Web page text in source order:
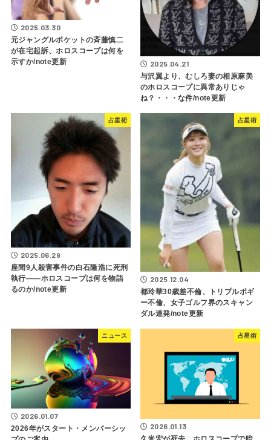
2025.03.30
元ジャングルポケットの斉藤慎二
が在宅起訴、ホロスコープは何を
示すか/note更新
2025.04.21
与沢翼より、むしろ妻の相原麻美
のホロスコープに異常ありじゃ
ね？・・・な件/note更新
占星術
2025.06.29
座間9人殺害事件の白石隆浩に死刑
執行――ホロスコープは何を物語
るのか/note更新
占星術
2025.12.04
都玲華30歳差不倫、トリプルボギ
ー不倫、女子ゴルフ界のスキャン
ダル連発/note更新
ニュース
2026.01.07
2026年がスタート・メンバーシッ
占星術
2026.01.13